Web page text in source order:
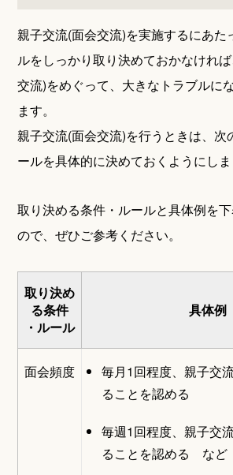
親子交流(面会交流)を実施するにあた
ルをしっかり取り決めておかなけれ
交流)をめぐって、大きなトラブルに
ます。
親子交流(面会交流)を行うときは、次
ールを具体的に決めておくようにしま
取り決める条件・ルールと具体例を
ので、ぜひご参考ください。
取り決め
る条件
・ルール
具体例
面会頻度
毎月1回程度、親子交
ることを認める
毎週1回程度、親子交
ることを認める など